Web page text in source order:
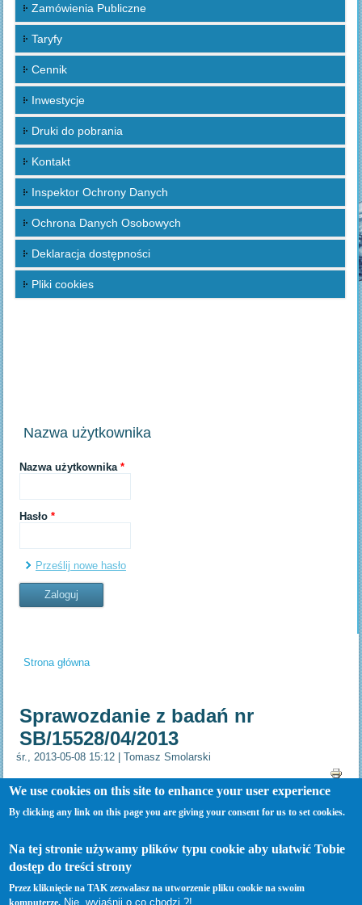
Zamówienia Publiczne
Taryfy
Cennik
Inwestycje
Druki do pobrania
Kontakt
Inspektor Ochrony Danych
Ochrona Danych Osobowych
Deklaracja dostępności
Pliki cookies
Nazwa użytkownika
Nazwa użytkownika*
Hasło*
Prześlij nowe hasło
Jesteś tutaj
Strona główna
Sprawozdanie z badań nr
SB/15528/04/2013
śr., 2013-05-08 15:12 |Tomasz Smolarski
-----------------------------------------
badania.pdf
Tagi:ZWiK › Badania wody
We use cookies on this site to enhance your user experience
By clicking any link on this page you are giving your consent for us to set cookies.
Na tej stronie używamy plików typu cookie aby ułatwić Tobie
dostęp do treści strony
Przez kliknięcie na TAK zezwalasz na utworzenie pliku cookie na swoim
komputerze. Nie, wyjaśnij o co chodzi ?!